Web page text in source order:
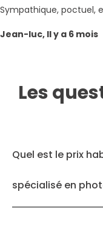
Sympathique, poctuel,
Jean-luc, Il y a 6 mois
Les
Quel est le prix
spécialisé en